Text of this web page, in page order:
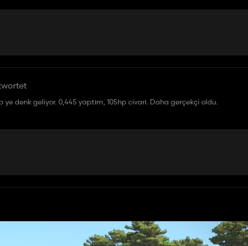
ye denk geliyor. 0,445 yaptım, 105hp civarı. Daha gerçekçi oldu.